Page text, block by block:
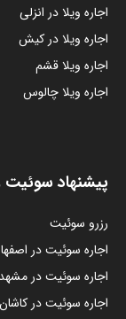
اجاره ویلا در انزلی
اجاره ویلا در کیش
اجاره ویلا قشم
اجاره ویلا چالوس
پیشنهاد سوئیت
رزرو سوئیت
اجاره سوئیت در
اجاره سوئیت در مشهد
اجاره سوئیت در کاشان